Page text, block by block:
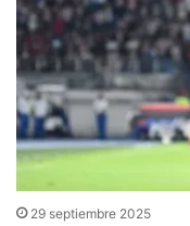
29 septiembre 2025